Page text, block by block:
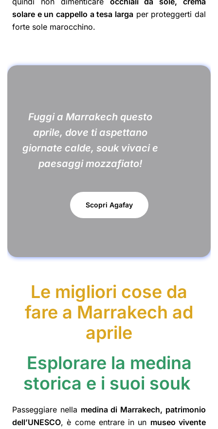
solare e un cappello a tesa larga per proteggerti dal
forte sole marocchino.
Fuggi a Marrakech questo
aprile, dove ti aspettano
giornate calde, souk vivaci e
paesaggi mozzafiato!
Scopri Agafay
Le migliori cose da
fare a Marrakech ad
aprile
Esplorare la medina
storica e i suoi souk
Passeggiare nella medina di Marrakech, patrimonio
dell’UNESCO, è come entrare in un museo vivente